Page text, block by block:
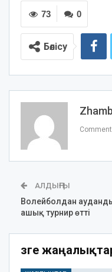
0
73
Бөлісу
АЛДЫҢҒЫ
Волейболдан
ашық турнир өтті
Өзге